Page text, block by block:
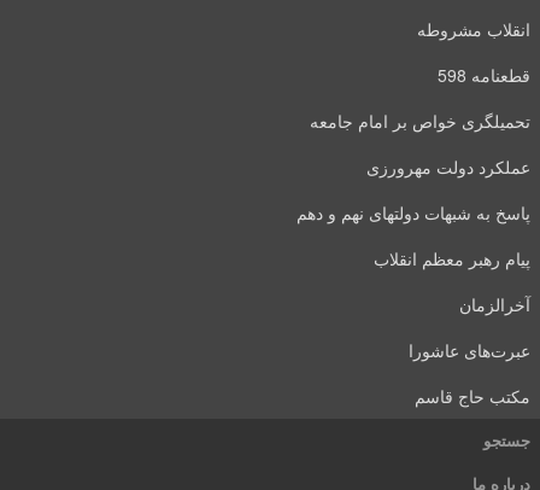
انقلاب مشروطه
قطعنامه 598
تحمیلگری خواص بر امام جامعه
عملکرد دولت مهرورزی
پاسخ به شبهات دولتهای نهم و دهم
پیام رهبر معظم انقلاب
آخرالزمان
عبرت‌های عاشورا
مکتب حاج قاسم
جستجو
درباره ما